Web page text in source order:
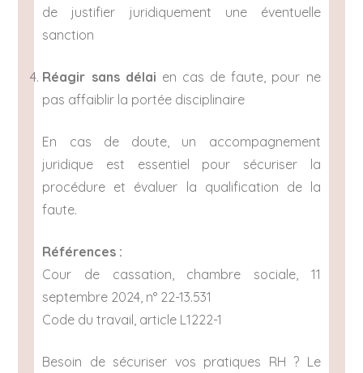
de justifier juridiquement une éventuelle
sanction
Réagir sans délai en cas de faute, pour ne
pas affaiblir la portée disciplinaire
En cas de doute, un accompagnement
juridique est essentiel pour sécuriser la
procédure et évaluer la qualification de la
faute.
Références :
Cour de cassation, chambre sociale, 11
septembre 2024, n° 22-13.531
Code du travail, article L1222-1
Besoin de sécuriser vos pratiques RH ? Le